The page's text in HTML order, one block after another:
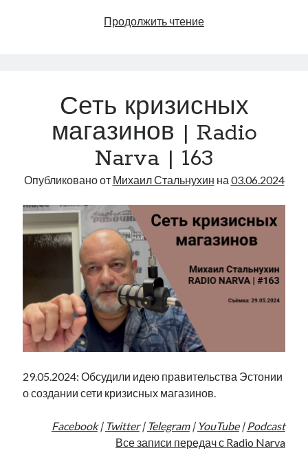
Продолжить чтениеЦепная
Radio
|
164
Сеть кризисных
магазинов | Radio
Narva | 163
Опубликовано от Михаил Стальнухин на 03.06.2024
29.05.2024: Обсудили идею правительства Эстонии
о создании сети кризисных магазинов.
Facebook| Twitter| Telegram| YouTube| Podcast
Все записи передач с Radio Narva